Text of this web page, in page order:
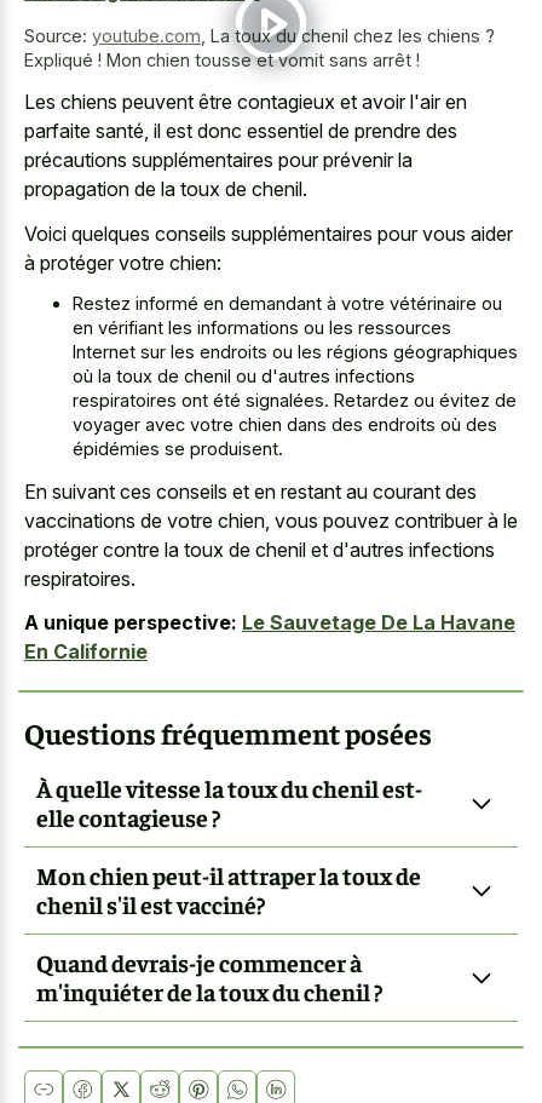
Source: youtube.com La toux du chenil chez les chiens ?
Expliqué ! Mon chien tousse et vomit sans arrêt !
Les chiens peuvent être contagieux et avoir l'air en
parfaite santé, il est donc essentiel de prendre des
précautions supplémentaires pour prévenir la
propagation de la toux de chenil.
Voici quelques conseils supplémentaires pour vous aider
à protéger votre chien:
Restez informé en demandant à votre vétérinaire ou
en vérifiant les informations ou les ressources
Internet sur les endroits ou les régions géographiques
où la toux de chenil ou d'autres infections
respiratoires ont été signalées. Retardez ou évitez de
voyager avec votre chien dans des endroits où des
épidémies se produisent.
En suivant ces conseils et en restant au courant des
vaccinations de votre chien, vous pouvez contribuer à le
protéger contre la toux de chenil et d'autres infections
respiratoires.
A unique perspective: Le Sauvetage De La Havane
En Californie
Questions fréquemment posées
À quelle vitesse la toux du chenil est-
elle contagieuse ?
Mon chien peut-il attraper la toux de
chenil s'il est vacciné?
Quand devrais-je commencer à
m'inquiéter de la toux du chenil ?